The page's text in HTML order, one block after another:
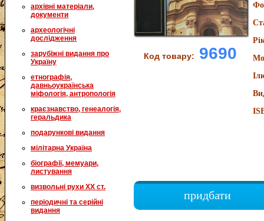
архівні матеріали,
документи
археологічні
дослідження
зарубіжні видання про
Україну
етнографія,
давньоукраїнська
міфологія, антропологія
краєзнавство, генеалогія,
геральдика
подарункові видання
мілітарна Україна
біографії, мемуари,
листування
визвольні рухи XX ст.
періодичні та серійні
видання
Код товару: 9690
придбати